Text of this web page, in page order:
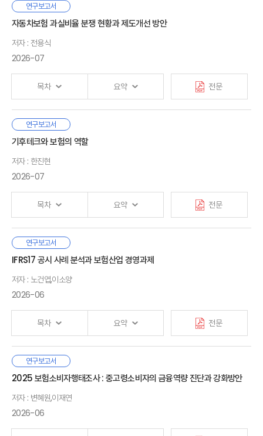
범위에 따라야 하며 이는 ‘긴급성’과 ‘직접 관련성’ 요건을 적용하여
제한적으로 해석함이 타당할 것이다. 손해방지비용의 범위를 지나치게
넓게 인정하는 경우 반대로 보험계약자·피보험자의 손해방지의무의 범위가
그만큼 넓어지는 것이기 때문에 반드시 소비자에게 유리하다고 보기도
어렵다. 또한 누수 사고에서 피보험자의 주택 등의 공사비를
배상책임보험에서의 손해방지비용으로 광범위하게 인정하는 경우에는
배상책임보험이 실질적으로 피보험자의 주택 등을 담보하는 재물보험으로
변질되는 결과가 되어 부당할 수 있다. 이에, 손해방지비용의 범위를
판단함에 있어서는 손해방지의무의 범위와 연결시켜서 제한적으로
해석하는 것이 타당할 것이며, 아울러 향후 분쟁 소지 등을 줄이기 위해
상법상 손해방지의무 및 손해방지비용 조항을 좀 더 구체적이고 상세하게
2. 손해방지비용
Ⅲ. 손해방지의무 및 손해방지비용 관련 분쟁사례
1. 일반 분쟁사례
Ⅳ. 검토 및 제언
1. 합리적 해석 방안
2. 입법적 개선 방안
3. 맺음말
· 참고문헌
연구보고서
자동차보험 과실비율 분쟁 현황과 제도개선 방안
저자 : 전용식
2026-07
목차 요약 전문
자동차사고 과실비율은 사고와 관련된 운전자, 보행자, 자전거
등의 사고책임을 나타낸다. 상대방에게 배상해야 하는 손해액은
치료비 등의 손해액은 실제 발생한 비용을 기준으로 결정되기
때문에 과실비율이 상대방에 대한 손해액 결정에 대한 영향이
크다. 손해액은 할인·할증 제도를 통해 운전자의 보험료에 영향을
미치고 운전자의 과실비율에 따라 피해자는 치료나 수리를
결정한다. 과실비율에 대한 불만이 있을 경우 운전자는 민원이나
분쟁, 소송을 제기할 수 있는데 분쟁 건수는 수리 건수 대비 5%에
이른다. 일본과 우리나라의 분쟁처리기구 운영방식, 사고처리 문화
등의 차이가 영향을 미칠 수 있지만 일본의 0.03%에 비해 100배
이상 크다. 과실비율에 대한 불만, 분쟁, 소송은 사회적 비용 증가와
보험업에 대한 신뢰 저하로 이어질 수 있다.
과실비율 민원, 분쟁자료를 분석한 결과 운전자의 과실비율에 따라
피해자의 치료, 수리 선택에 영향을 미치는 것으로 나타났다.
그리고 분쟁조정심의위원회에 청구된 사고의 과실비율과 손해액
줄어드는 것으로 나타났다. 이러한 결과에 따르면 분쟁조정 기구가
보험회사의 과실비율을 조정하는 구조는 분쟁 제기를 유인할
가능성이 있는 것으로 해석된다. 이외에도 과실비율에 대한 분쟁이
발생하는 원인은 보험회사, 운전자, 법원의 위험 혹은 사고책임에
대한 인식이 다르기 때문일 수 있는데 설문조사 결과 일반인이
생각하는 기본과실이 도로교통법, 법원 판례에 근거한 기본과실과
차이가 있는 것으로 나타났다. 특히 일방과실 사고, 보행자
Ⅰ. 서론
1. 연구의 필요성 및 목적
2. 연구의 범위와 방법
3. 선행연구 및 기대효과
Ⅱ. 자동차보험 과실비율 분쟁 현황
1. 자동차보험 보상절차
2. 과실비율 분쟁 현황
3. 요약
1. 과실비율 관련 민원 분석
2. 과실비율 분쟁 분석
3. 요약
1. 설문조사 개요
2. 과실제도에 대한 인지도
3. 사고도표에 대한 인지도
4. 사고책임과 손해배상 역전 현상에 대한 인식
5. 과실비율의 문제점과 제도개선 방안
6. 설문조사 결과 요약
연구보고서
기후테크와 보험의 역할
저자 : 한진현
2026-07
목차 요약 전문
기후테크(Climate Technology)는 기후위기에 대응하기
위해 기술·산업적 해법으로 등장한 분야로, 온실가스 배출 감축과
세계적으로 기후테크 산업에 대한 관심과 투자가 확대되고 있으며,
우리나라 역시 기후위기 대응과 미래 성장 동력 확보를 위해
산업에 대한 정책적 지원을 강화하고 있다. 그러나 다수의
기후테크 기술은 아직 초기 단계에 머물러 있어 기술의 성능과
수익성에 대한 불확실성이 존재하며, 이는 투자 자금 조달의 제약
요인으로 작용하고 있다.
그런데 최근 보험산업이 위험 관리 및 인수 기능을 통해 기후테크
산업 육성에 기여 할 수 있다는 논의가 제기되고 있다. 보험이
기후테크 프로젝트의 위험을 인수할 경우 기술이 지닌 불확실성이
완화되어 투자 자금 조달 여건이 개선될 수 있기 때문이다. 그러나
기후테크 산업이 직면한 주요 위험과 이러한 위험을 인수하기 위한
사업모형에 대한 체계적인 연구는 아직 부족한 실정이다. 따라서
Ⅰ. 서론
1. 연구배경 및 목적
2. 선행연구 검토
3. 선행연구와의 차별성
Ⅱ. 기후테크 산업의 현황
1. 기후테크의 정의
2. 기후테크 5대 분야
3. 기후테크 산업의 투자 현황
1. 기후테크 산업의 위험 완화를 위한 보험산업의 역할 논의
2. 국내 기후테크 산업의 주요 기술 분야
3. 국내 기후테크 산업의 주요 위험과 해외 보험 사례
연구보고서
IFRS17 공시 사례 분석과 보험산업 경영과제
저자 : 노건엽,이소양
2026-06
목차 요약 전문
IFRS17 도입 초기 발생한 계리가정의 자의적 적용 문제를 계기로
금융당국은 3년간 가이드라인 중심의 감독을 주도하였다. IFRS17
시장 자율 검증 체계로 전환이 요구되는 시점이다. 본 보고서는
국내외 공시 현황을 비교 분석하여 보험산업의 경영과제를
제시하고자 한다.
Ⅰ. 서론
1. 연구 배경 및 목적
2. 선행연구
3. 연구 내용 및 구성
연구보고서
2025 보험소비자행태조사 : 중고령소비자의 금융역량 진단과 강화방안
저자 : 변혜원,이재연
2026-06